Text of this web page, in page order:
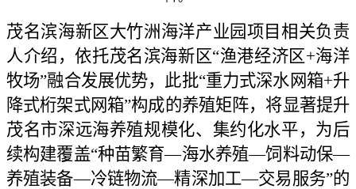
茂名滨海新区大竹洲海洋产业园项目相关负责
人介绍，依托茂名滨海新区“渔港经济区+海洋
牧场”融合发展优势，此批“重力式深水网箱+升
降式桁架式网箱”构成的养殖矩阵，将显著提升
茂名市深远海养殖规模化、集约化水平，为后
续构建覆盖“种苗繁育—海水养殖—饲料动保—
养殖装备—冷链物流—精深加工—交易服务”的